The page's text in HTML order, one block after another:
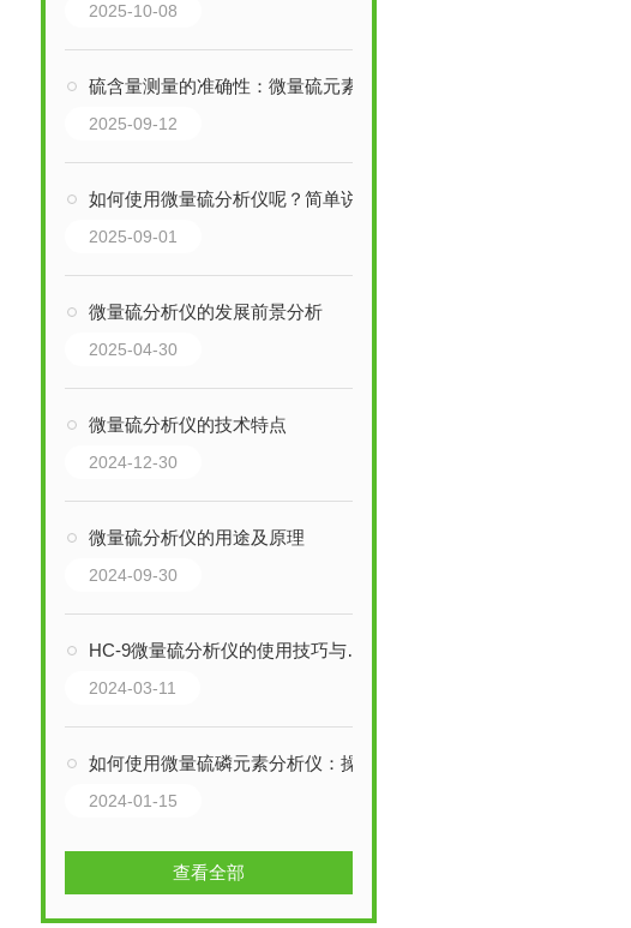
2025-10-08
硫含量测量的准确性：微量硫元素分析仪的优势
2025-09-12
如何使用微量硫分析仪呢？简单说下
2025-09-01
微量硫分析仪的发展前景分析
2025-04-30
微量硫分析仪的技术特点
2024-12-30
微量硫分析仪的用途及原理
2024-09-30
HC-9微量硫分析仪的使用技巧与常见问题解决
2024-03-11
如何使用微量硫磷元素分析仪：操作指南与技巧
2024-01-15
查看全部